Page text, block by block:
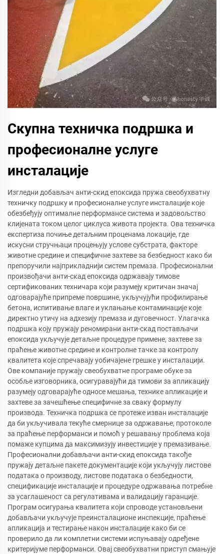
Скупна техничка подршка и
професионалне услуге
инсталације
Изгледни добављач анти-скид епоксида пружа свеобухватну
техничку подршку и професионалне услуге инсталације које
обезбеђују оптималне перформансе система и задовољство
клијената током целог циклуса живота пројекта. Ова техничка
експертиза почиње детаљним проценама локације, где
искусни стручњаци процењују услове субстрата, факторе
животне средине и специфичне захтеве за безбедност како би
препоручили најприкладнији систем премаза. Професионални
произвођачи анти-скад епоксида одржавају тимове
сертификованих техничара који разумеју критичан значај
одговарајуће припреме површине, укључујући профилирање
бетона, испитивање влаге и уклањање контаминације које
директно утичу на адхезију премаза и дуговечност. Улагачка
подршка коју пружају реномирани анти-скад постављачи
епоксида укључује детаљне процедуре примене, захтеве за
праћење животне средине и контролне тачке за контролу
квалитета које спречавају уобичајене грешке у инсталацији.
Ове компаније пружају свеобухватне програме обуке за
особље изговорника, осигуравајући да тимови за апликацију
разумеју одговарајуће односе мешања, технике апликације и
захтеве за зачешћење специфичне за сваку формулу
производа. Техничка подршка се протеже изван инсталације
да би укључивала текуће смернице за одржавање, протоколе
за праћење перформанси и помоћ у решавању проблема која
помаже купцима да максимизују инвестиције у премазивање.
Професионални добављачи анти-скид епоксида такође
пружају детаљне пакете документације који укључују листове
података о производу, листове података о безбедности,
спецификације инсталације и процедуре одржавања потребне
за усаглашеност са регулативама и валидацију гаранције.
Програм осигурања квалитета који спроводе установљени
добављачи укључује преинсталационе инспекције, праћење
апликација и тестирање након инсталације како би се
проверило да ли комплетни системи испуњавају одређене
критеријуме перформанси. Овај свеобухватни приступ смањује